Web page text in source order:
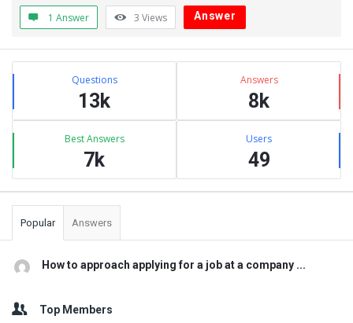
1 Answer 3 Views Answer
Sidebar
Stats Questions
13k
Answers
8k
Best Answers
7k
Users
49
Popular Answers
How to approach applying for a job at a company ...
Top Members